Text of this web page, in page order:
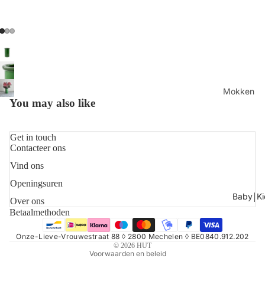
Mokken
Baby￨
You may also like
Get in touch
Contacteer ons
Vind ons
Openingsuren
Over ons
Betaalmethoden
Onze-Lieve-Vrouwestraat 88 ◊ 2800 Mechelen ◊ BE0840.912.202
© 2026 HUT
Voorwaarden en beleid
Privacybeleid
Verzendbeleid
Contactgegevens